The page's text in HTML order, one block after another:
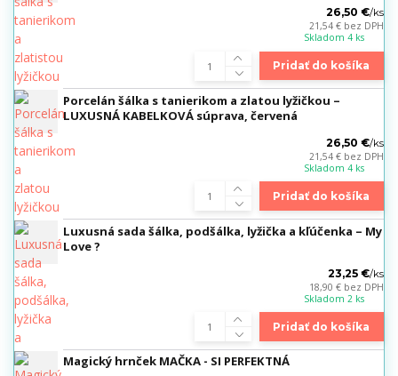
26,50 €/ks
21,54 € bez DPH
Skladom 4 ks
Pridať do košíka
Porcelán šálka s tanierikom a zlatou lyžičkou –
LUXUSNÁ KABELKOVÁ súprava, červená
26,50 €/ks
21,54 € bez DPH
Skladom 4 ks
Pridať do košíka
Luxusná sada šálka, podšálka, lyžička a kľúčenka – My
Love ?
23,25 €/ks
18,90 € bez DPH
Skladom 2 ks
Pridať do košíka
Magický hrnček MAČKA - SI PERFEKTNÁ